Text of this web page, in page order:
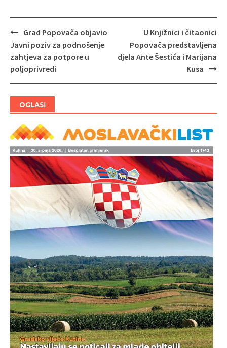
Navigacija
objava
Grad Popovača objavio
Javni poziv za podnošenje
zahtjeva za potpore u
poljoprivredi
U Knjižnici i čitaonici
Popovača predstavljena
djela Ante Šestića i Marijana
Kusa
OGLASI